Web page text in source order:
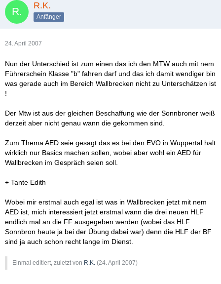
R.K.
Anfänger
24. April 2007
Nun der Unterschied ist zum einen das ich den MTW auch mit nem
Führerschein Klasse "b" fahren darf und das ich damit wendiger bin
was gerade auch im Bereich Wallbrecken nicht zu Unterschätzen ist
!
Der Mtw ist aus der gleichen Beschaffung wie der Sonnbroner weiß
derzeit aber nicht genau wann die gekommen sind.
Zum Thema AED seie gesagt das es bei den EVO in Wuppertal halt
wirklich nur Basics machen sollen, wobei aber wohl ein AED für
Wallbrecken im Gespräch seien soll.
+ Tante Edith
Wobei mir erstmal auch egal ist was in Wallbrecken jetzt mit nem
AED ist, mich interessiert jetzt erstmal wann die drei neuen HLF
endlich mal an die FF ausgegeben werden (wobei das HLF
Sonnbron heute ja bei der Übung dabei war) denn die HLF der BF
sind ja auch schon recht lange im Dienst.
Einmal editiert, zuletzt von R.K. (24. April 2007)